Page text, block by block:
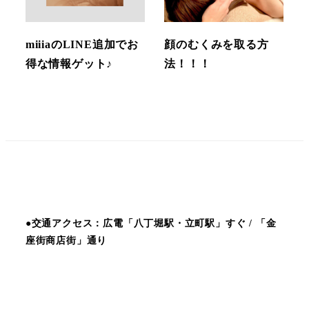
miiiaのLINE追加でお
得な情報ゲット♪
顔のむくみを取る方
法！！！
●交通アクセス：広電「八丁堀駅・立町駅」すぐ / 「金
座街商店街」通り